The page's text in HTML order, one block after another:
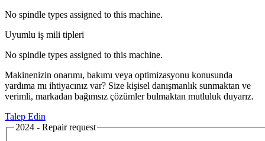
No spindle types assigned to this machine.
Uyumlu iş mili tipleri
No spindle types assigned to this machine.
Makinenizin onarımı, bakımı veya optimizasyonu konusunda
yardıma mı ihtiyacınız var? Size kişisel danışmanlık sunmaktan ve
verimli, markadan bağımsız çözümler bulmaktan mutluluk duyarız.
Talep Edin
2024 - Repair request